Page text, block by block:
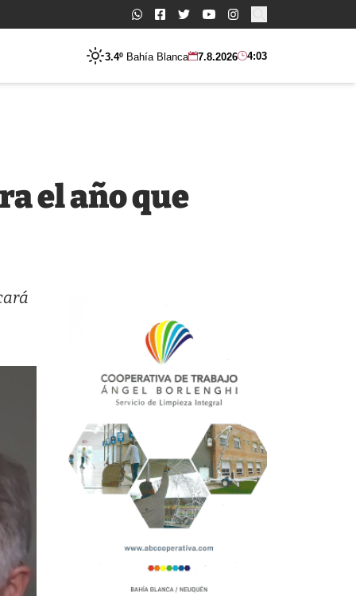
Buscar:
3.4º Bahía Blanca 7.8.2026 4:03
el año que